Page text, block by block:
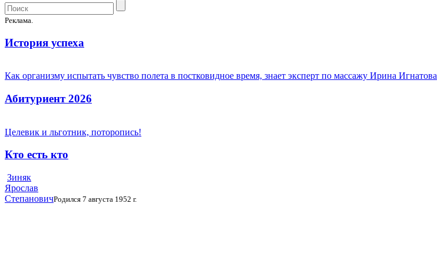
Реклама.
История успеха
Как организму испытать чувство полета в постковидное время, знает эксперт по массажу Ирина Игнатова
Абитуриент 2026
Целевик и льготник, поторопись!
Кто есть кто
Зиняк
Ярослав
СтепановичРодился 7 августа 1952 г.